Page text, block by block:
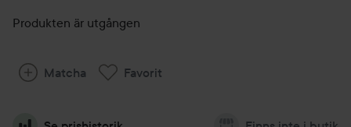
Produkten är utgången
Matcha Favorit